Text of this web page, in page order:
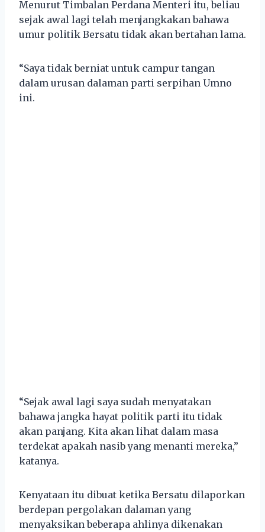
Menurut Timbalan Perdana Menteri itu, beliau
sejak awal lagi telah menjangkakan bahawa
umur politik Bersatu tidak akan bertahan lama.
“Saya tidak berniat untuk campur tangan
dalam urusan dalaman parti serpihan Umno
ini.
“Sejak awal lagi saya sudah menyatakan
bahawa jangka hayat politik parti itu tidak
akan panjang. Kita akan lihat dalam masa
terdekat apakah nasib yang menanti mereka,”
katanya.
Kenyataan itu dibuat ketika Bersatu dilaporkan
berdepan pergolakan dalaman yang
menyaksikan beberapa ahlinya dikenakan